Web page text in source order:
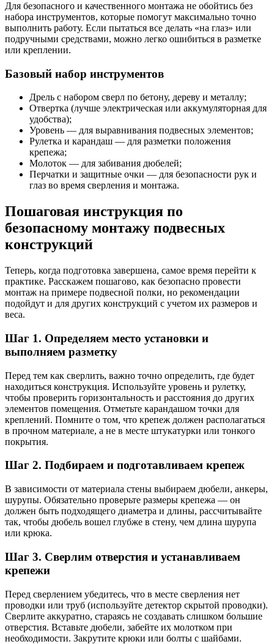
Для безопасного и качественного монтажа не обойтись без
набора инструментов, которые помогут максимально точно
выполнить работу. Если пытаться все делать «на глаз» или
подручными средствами, можно легко ошибиться в разметке
или креплении.
Базовый набор инструментов
Дрель с набором сверл по бетону, дереву и металлу;
Отвертка (лучше электрическая или аккумуляторная для
удобства);
Уровень — для выравнивания подвесных элементов;
Рулетка и карандаш — для разметки положения
крепежа;
Молоток — для забивания дюбелей;
Перчатки и защитные очки — для безопасности рук и
глаз во время сверления и монтажа.
Пошаговая инструкция по
безопасному монтажу подвесных
конструкций
Теперь, когда подготовка завершена, самое время перейти к
практике. Расскажем пошагово, как безопасно провести
монтаж на примере подвесной полки, но рекомендации
подойдут и для других конструкций с учетом их размеров и
веса.
Шаг 1. Определяем место установки и
выполняем разметку
Перед тем как сверлить, важно точно определить, где будет
находиться конструкция. Используйте уровень и рулетку,
чтобы проверить горизонтальность и расстояния до других
элементов помещения. Отметьте карандашом точки для
креплений. Помните о том, что крепеж должен располагаться
в прочном материале, а не в месте штукатурки или тонкого
покрытия.
Шаг 2. Подбираем и подготавливаем крепеж
В зависимости от материала стены выбираем дюбели, анкеры,
шурупы. Обязательно проверьте размеры крепежа — он
должен быть подходящего диаметра и длины, рассчитывайте
так, чтобы дюбель вошел глубже в стену, чем длина шурупа
или крюка.
Шаг 3. Сверлим отверстия и устанавливаем
крепежи
Перед сверлением убедитесь, что в месте сверления нет
проводки или труб (используйте детектор скрытой проводки).
Сверлите аккуратно, стараясь не создавать слишком большие
отверстия. Вставьте дюбели, забейте их молотком при
необходимости. Закрутите крюки или болты с шайбами.